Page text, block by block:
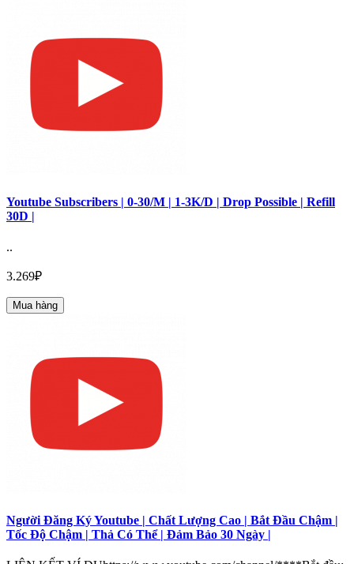
Youtube Subscribers | 0-30/M | 1-3K/D | Drop Possible | Refill
30D |
..
3.269₽
Mua hàng
Người Đăng Ký Youtube | Chất Lượng Cao | Bắt Đầu Chậm |
Tốc Độ Chậm | Thả Có Thể | Đảm Bảo 30 Ngày |